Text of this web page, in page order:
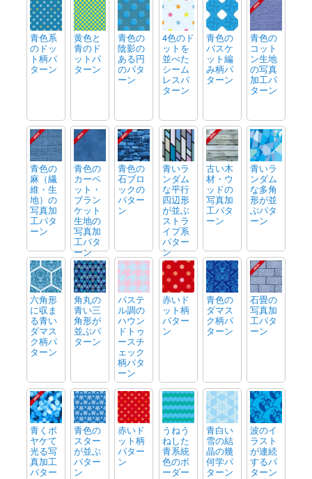
青色系
のドッ
ト柄パ
ターン
黄色と
青のド
ットパ
ターン
青色の
陰影の
ある円
のパタ
ーン
4色のド
ットを
並べた
シーム
レスパ
ターン
青色の
バスケ
ット編
み柄パ
ターン
青色の
コット
ン生地
の写真
加工パ
ターン
青色の
麻（繊
維・生
地）の
写真加
工パタ
ーン
青色の
カーペ
ット・
ブラン
ケット
生地の
写真加
工パタ
ーン
青色の
石ブロ
ックの
パター
ン
青いラ
ンダム
な平行
四辺形
が並ぶ
ストラ
イプ系
パター
ン
古い木
材・ウ
ッドの
写真加
工パタ
ーン
青いラ
ンダム
な多角
形が並
ぶパタ
ーン
六角形
に収ま
る青い
ダマス
ク柄パ
ターン
角丸の
青い三
角形が
並ぶパ
ターン
パステ
ル調の
ハウン
ドトゥ
ースチ
ェック
柄パタ
ーン
赤いド
ット柄
パター
ン
青色の
ダマス
ク柄パ
ターン
石畳の
写真加
工パタ
ーン
青くボ
ヤケて
光る写
真加工
パター
青色の
スター
が並ぶ
パター
ン
赤いド
ット柄
パター
ン
うねう
ねした
青系統
色のボ
ーダー
青白い
雪の結
晶の幾
何学パ
ターン
波のイ
ラスト
が連続
するパ
ターン